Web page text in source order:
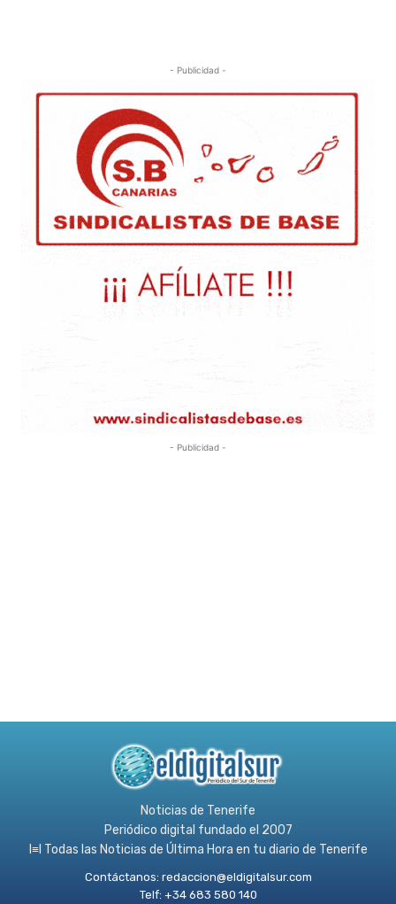
- Publicidad -
- Publicidad -
Noticias de Tenerife
Periódico digital fundado el 2007
l≡l Todas las Noticias de Última Hora en tu diario de Tenerife
Contáctanos: redaccion@eldigitalsur.com
Telf: +34 683 580 140